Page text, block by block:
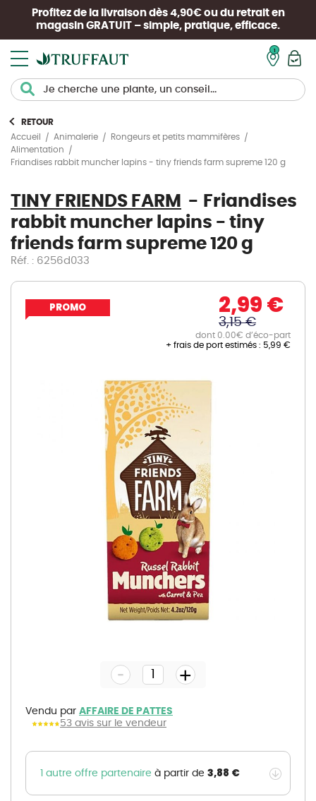
Profitez de la livraison dès 4,90€ ou du retrait en
magasin GRATUIT – simple, pratique, efficace.
RETOUR
Accueil
Animalerie
Rongeurs et petits mammifères
Alimentation
Friandises rabbit muncher lapins - tiny friends farm supreme 120 g
TINY FRIENDS FARM
Friandises
rabbit muncher lapins - tiny
friends farm supreme 120 g
Réf. : 6256d033
PROMO 2,99 €
3,15 €
dont 0.00€ d’éco-part
+ frais de port estimés : 5,99 €
gallery
Vendu par AFFAIRE DE PATTES
53 avis sur le vendeur
- +
1 autre offre partenaire à partir de 3,88 €